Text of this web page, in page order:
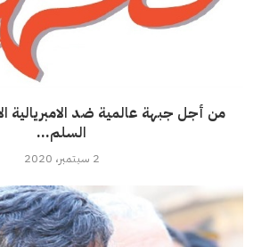
من أجل جبهة عالمية ضد الامبريالية
السلم...
2 سبتمبر، 2020